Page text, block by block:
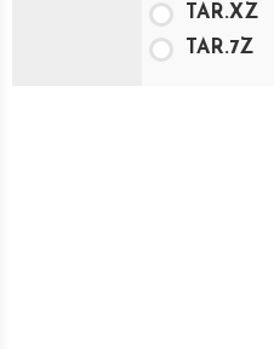
TAR.XZ
TAR.7Z